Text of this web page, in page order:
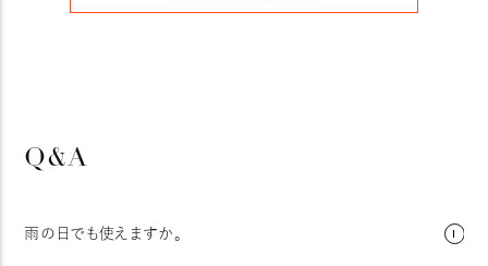
Q&A
雨の日でも使えますか。